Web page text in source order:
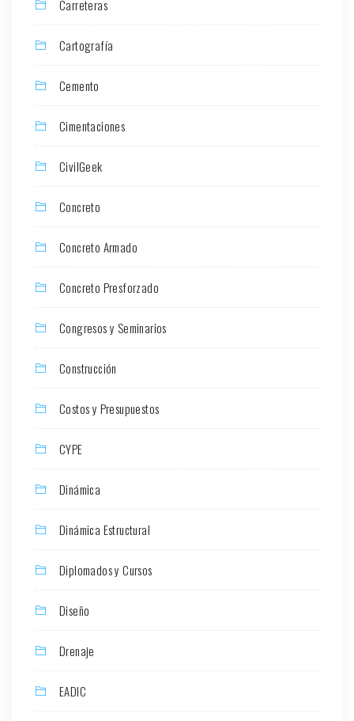
Carreteras
Cartografía
Cemento
Cimentaciones
CivilGeek
Concreto
Concreto Armado
Concreto Presforzado
Congresos y Seminarios
Construcción
Costos y Presupuestos
CYPE
Dinámica
Dinámica Estructural
Diplomados y Cursos
Diseño
Drenaje
EADIC